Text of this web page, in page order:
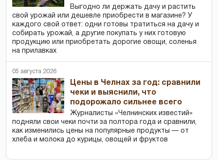
Выгодно ли держать дачу и растить
свой урожай или дешевле приобрести в магазине? У
каждого свой ответ: одни готовы тратиться на дачу и
собирать урожай, а другие покупать у них готовую
продукцию или приобретать дорогие овощи, соленья
на прилавках
05 августа 2026
Цены в Челнах за год: сравнили
чеки и выяснили, что
подорожало сильнее всего
Журналисты «Челнинских известий»
подняли свои чеки почти за полтора года и сравнили,
как изменились цены на популярные продукты — от
хлеба и молока до курицы, овощей и фруктов